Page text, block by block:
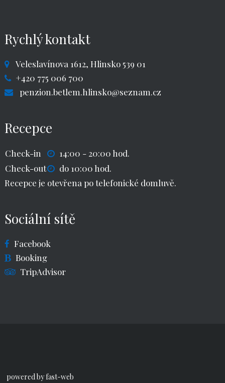
Rychlý kontakt
Veleslavínova 1612, Hlinsko 539 01
+420 775 006 700
penzion.betlem.hlinsko@seznam.cz
Recepce
Check-in
14:00 - 20:00 hod.
Check-out
do 10:00 hod.
Recepce je otevřena po telefonické domluvě.
Sociální sítě
Facebook
Booking
TripAdvisor
powered by fast-web